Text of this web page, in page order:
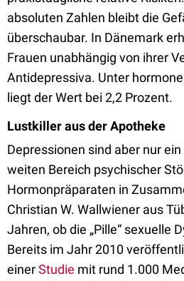
absoluten Zahlen bleibt die
überschaubar. In Dänemark
Frauen unabhängig von ihrer
Antidepressiva. Unter
liegt der Wert bei 2,2 Prozent.
Lustkiller aus der Apotheke
Depressionen sind aber nur
weiten Bereich psychischer
Hormonpräparaten in
Christian W. Wallwiener aus
Jahren, ob die „Pille“ sexuelle
Bereits im Jahr 2010
einerStudie mit rund 1.000